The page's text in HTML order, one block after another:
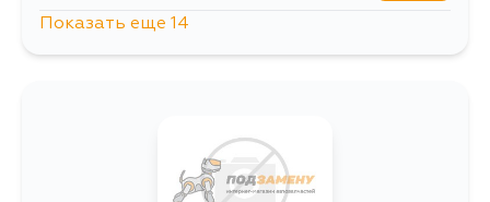
2210
Показать еще 14